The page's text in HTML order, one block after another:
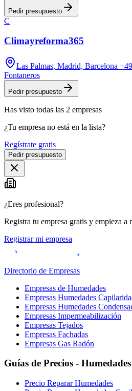
Pedir presupuesto
C
Climayreforma365
Las Palmas, Madrid, Barcelona +49
Fontaneros
Pedir presupuesto
Has visto todas las 2 empresas
¿Tu empresa no está en la lista?
Regístrate gratis
Pedir presupuesto
¿Eres profesional?
Registra tu empresa gratis y empieza a
Registrar mi empresa
Directorio de Empresas
Empresas de Humedades
Empresas Humedades
Empresas Humedades
Empresas Impermeabilización
Empresas Tejados
Empresas Fachadas
Empresas Gas Radón
Guías de Precios -
Precio Reparar Humedades